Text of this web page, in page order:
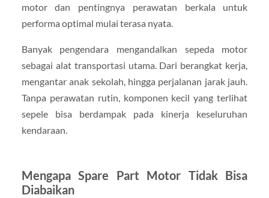
motor dan pentingnya perawatan berkala untuk
performa optimal mulai terasa nyata.
Banyak pengendara mengandalkan sepeda motor
sebagai alat transportasi utama. Dari berangkat kerja,
mengantar anak sekolah, hingga perjalanan jarak jauh.
Tanpa perawatan rutin, komponen kecil yang terlihat
sepele bisa berdampak pada kinerja keseluruhan
kendaraan.
Mengapa Spare Part Motor Tidak Bisa
Diabaikan